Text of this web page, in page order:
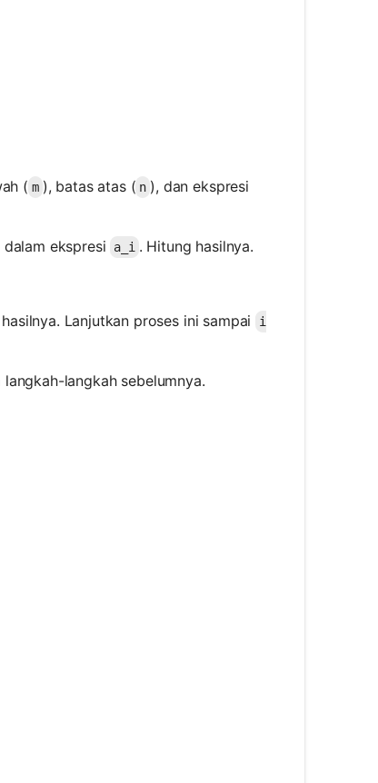
( m ), batas atas ( n ), dan ekspresi
ekspresi a_i . Hitung hasilnya.
Lanjutkan proses ini sampai
i
langkah sebelumnya.